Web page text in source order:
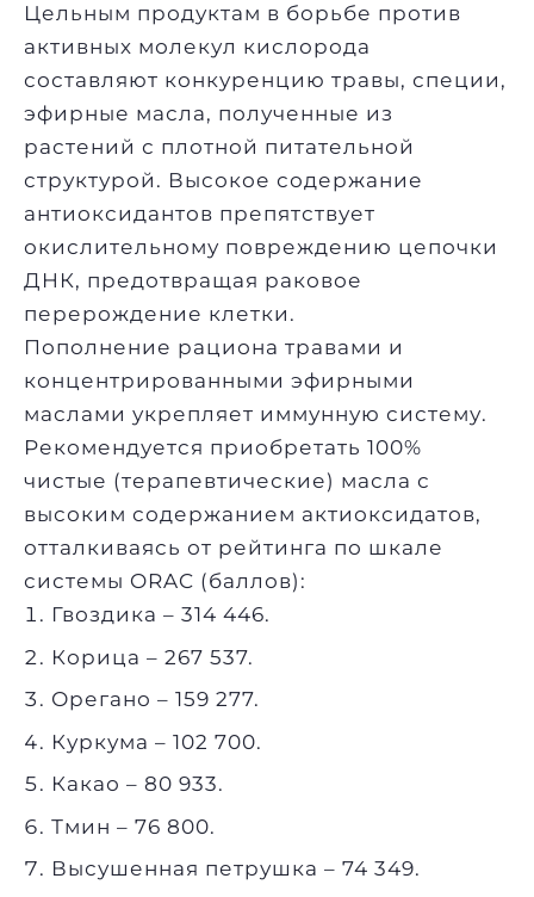
Цельным продуктам в борьбе против
активных молекул кислорода
составляют конкуренцию травы, специи,
эфирные масла, полученные из
растений с плотной питательной
структурой. Высокое содержание
антиоксидантов препятствует
окислительному повреждению цепочки
ДНК, предотвращая раковое
перерождение клетки.
Пополнение рациона травами и
концентрированными эфирными
маслами укрепляет иммунную систему.
Рекомендуется приобретать 100%
чистые (терапевтические) масла с
высоким содержанием актиоксидатов,
отталкиваясь от рейтинга по шкале
системы ORAC (баллов):
Гвоздика – 314 446.
Корица – 267 537.
Орегано – 159 277.
Куркума – 102 700.
Какао – 80 933.
Тмин – 76 800.
Высушенная петрушка – 74 349.